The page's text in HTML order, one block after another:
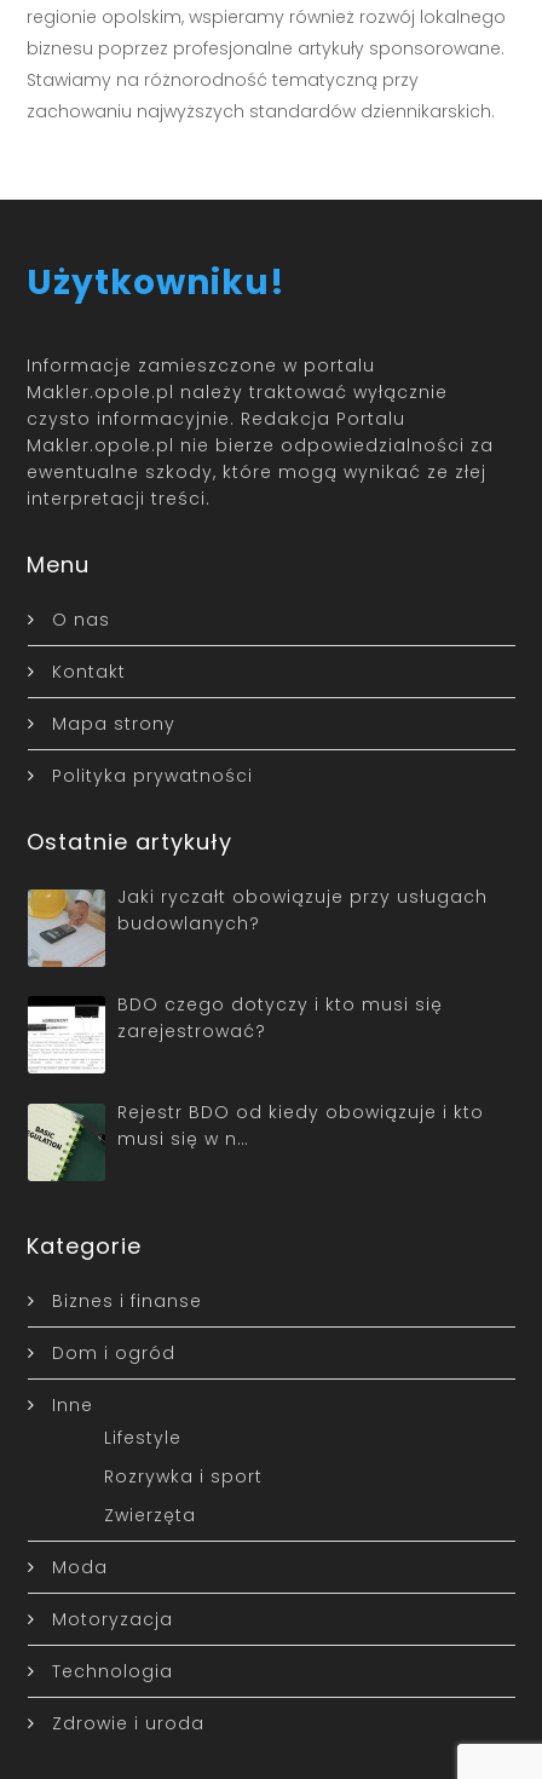
regionie opolskim, wspieramy również rozwój lokalnego
biznesu poprzez profesjonalne artykuły sponsorowane.
Stawiamy na różnorodność tematyczną przy
zachowaniu najwyższych standardów dziennikarskich.
Użytkowniku!
Informacje zamieszczone w portalu
Makler.opole.pl należy traktować wyłącznie
czysto informacyjnie. Redakcja Portalu
Makler.opole.pl nie bierze odpowiedzialności za
ewentualne szkody, które mogą wynikać ze złej
interpretacji treści.
Menu
O nas
Kontakt
Mapa strony
Polityka prywatności
Ostatnie artykuły
Jaki ryczałt obowiązuje przy usługach
budowlanych?
BDO czego dotyczy i kto musi się
zarejestrować?
Rejestr BDO od kiedy obowiązuje i kto
musi się w n…
Kategorie
Biznes i finanse
Dom i ogród
Inne
Lifestyle
Rozrywka i sport
Zwierzęta
Moda
Motoryzacja
Technologia
Zdrowie i uroda